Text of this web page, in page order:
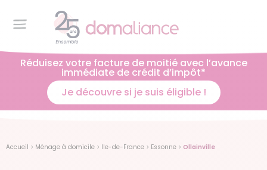
Réduisez votre facture de moitié avec l’avance
immédiate de crédit d’impôt*
Je découvre si je suis éligible !
Accueil > Ménage à domicile > Ile-de-France > Essonne > Ollainville